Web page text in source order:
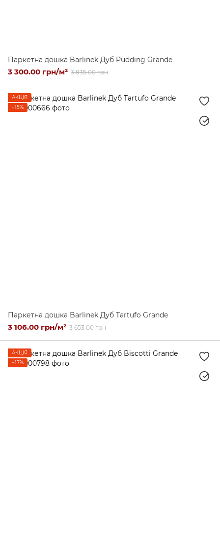
Паркетна дошка Barlinek Дуб Pudding Grande
3 300.00 грн/м² 3 835.00 грн
АКЦІЯ
−15%
Паркетна дошка Barlinek Дуб Tartufo Grande
3 106.00 грн/м² 3 653.00 грн
АКЦІЯ
−17%